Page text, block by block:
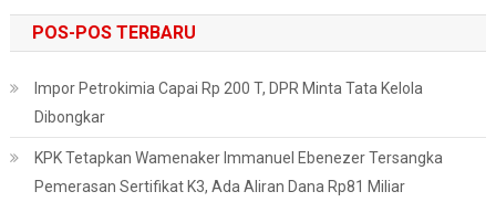
POS-POS TERBARU
Impor Petrokimia Capai Rp 200 T, DPR Minta Tata Kelola
Dibongkar
KPK Tetapkan Wamenaker Immanuel Ebenezer Tersangka
Pemerasan Sertifikat K3, Ada Aliran Dana Rp81 Miliar